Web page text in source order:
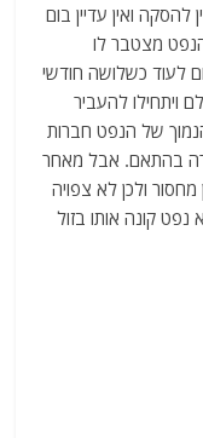
ואין עדיין בום
הנפט מצטבר לו
לעוד כשלושה חודשי
ויתחילו להעביר
של הנפט חברות
בהתאם. אבל מאחר
מחסור ולכן לא צפויה
נפט קונה אותו בזול